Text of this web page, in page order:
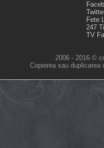
Fete
247
TV
2006 - 2016 ©
Copierea sau